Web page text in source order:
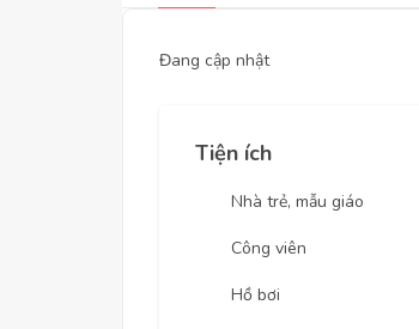
Đang cập nhật
Tiện ích
Nhà trẻ, mẫu giáo
Công viên
Hồ bơi